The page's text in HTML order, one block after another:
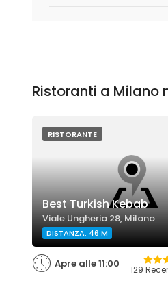
Ristoranti a Milano
RISTORANTE
Best Turkish Kebab
Viale Ungheria 28, Milano
DISTANZA: 46 M
Apre alle 11:00 129